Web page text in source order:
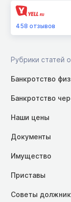
458 отзывов
Рубрики статей
Банкротство
Банкротство
Наши цены
Документы
Имущество
Приставы
Советы